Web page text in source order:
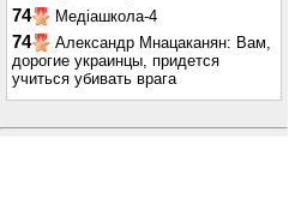
74 Медіашкола-4
74
Александр Мнацаканян: Вам,
дорогие украинцы, придется
учиться убивать врага